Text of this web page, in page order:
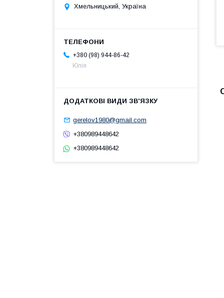
Хмельницький, Україна
+380 (98) 944-86-42
Юлія
gerelov1980@gmail.com
+380989448642
+380989448642